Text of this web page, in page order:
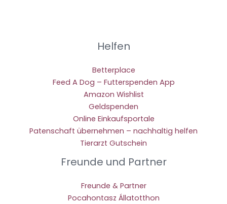
Helfen
Betterplace
Feed A Dog – Futterspenden App
Amazon Wishlist
Geldspenden
Online Einkaufsportale
Patenschaft übernehmen – nachhaltig helfen
Tierarzt Gutschein
Freunde und Partner
Freunde & Partner
Pocahontasz Állatotthon